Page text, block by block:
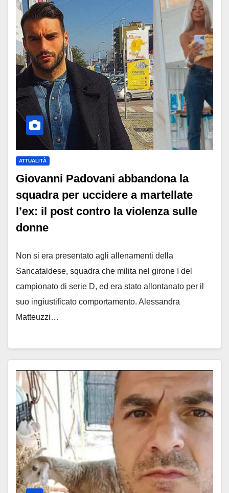
ATTUALITÀ
Giovanni Padovani abbandona la
squadra per uccidere a martellate
l’ex: il post contro la violenza sulle
donne
Non si era presentato agli allenamenti della
Sancataldese, squadra che milita nel girone I del
campionato di serie D, ed era stato allontanato per il
suo ingiustificato comportamento. Alessandra
Matteuzzi…